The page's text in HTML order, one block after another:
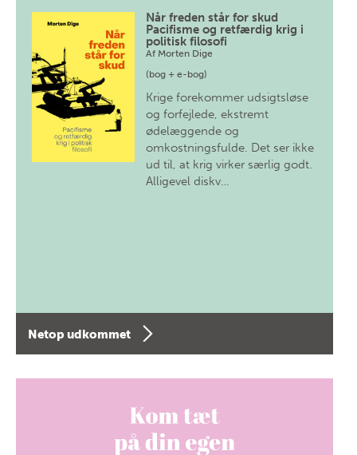
Når freden står for skud
Pacifisme og retfærdig krig i
politisk filosofi
Af Morten Dige
(bog + e-bog)
Krige forekommer udsigtsløse
og forfejlede, ekstremt
ødelæggende og
omkostningsfulde. Det ser ikke
ud til, at krig virker særlig godt.
Alligevel diskv…
Netop udkommet